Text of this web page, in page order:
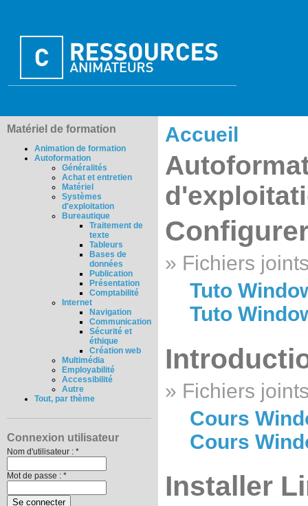
Matériel de formation
Animation de formation
Autoformation
Généralités
Achat et entretien
Matériel
Systèmes
d'exploitation
Bureautique
Traitement de
texte
Tableurs
Bases de
données
Publication
Présentation
Comptabilité
Internet
Navigation
Communication
Sécurité et
éthique
Création web
Multimédia
Employabilité
Accessibilité
Autre
Tout, par thème
Connexion utilisateur
Nom d'utilisateur : *
Mot de passe : *
Accueil
» Fichiers
Tuto
Tuto
» Fichiers
Cours
Cours
Installer